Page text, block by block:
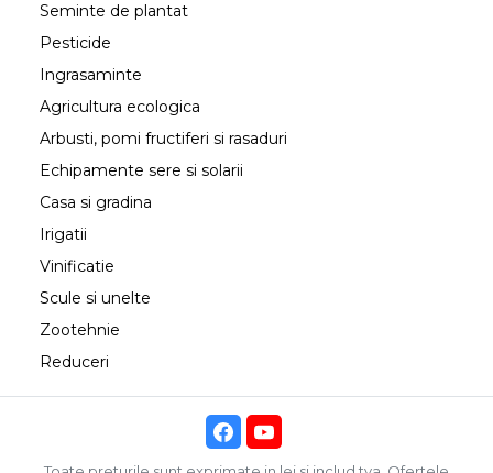
Seminte de plantat
Pesticide
Ingrasaminte
Agricultura ecologica
Arbusti, pomi fructiferi si rasaduri
Echipamente sere si solarii
Casa si gradina
Irigatii
Vinificatie
Scule si unelte
Zootehnie
Reduceri